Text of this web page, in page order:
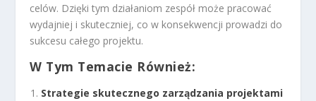
celów. Dzięki tym działaniom zespół może pracować
wydajniej i skuteczniej, co w konsekwencji prowadzi do
sukcesu całego projektu.
W Tym Temacie Również:
Strategie skutecznego zarządzania projektami